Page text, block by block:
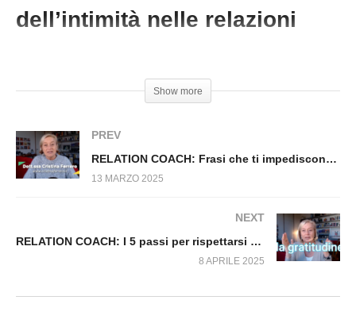
Copy Embed Code
dell’intimità nelle relazioni
Show more
PREV
RELATION COACH: Frasi che ti impediscono di vivere e relazionarti come vuoi.
13 MARZO 2025
NEXT
RELATION COACH: I 5 passi per rispettarsi a prescindere dal giudizio degli altri
8 APRILE 2025